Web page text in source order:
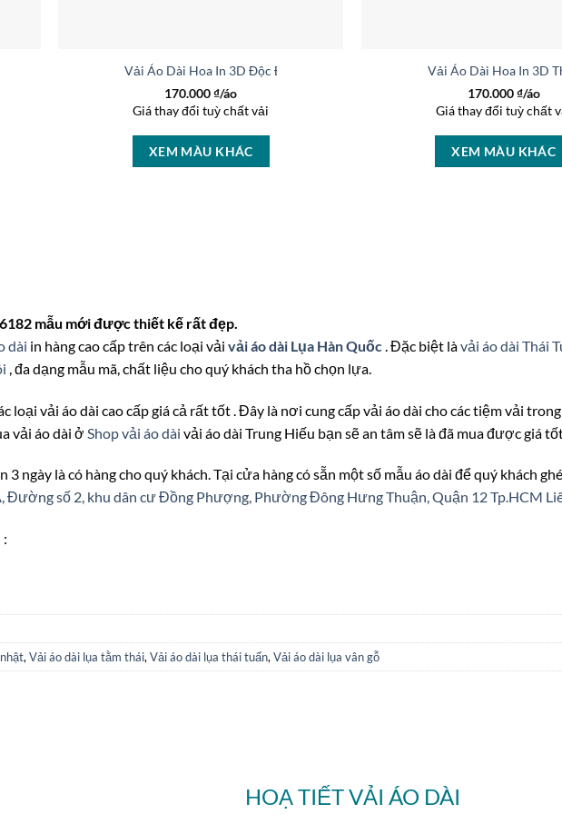
AD 27233
Vải Áo Dài Hoa In 3D Độc Đáo AD 37236
170.000₫/áo
Giá thay đổi tuỳ chất vải
XEM MÀU KHÁC
Vải Áo Dài Hoa In 3D
170.000₫/áo
Giá thay đổi tuỳ chất
XEM MÀU KHÁC
mẫu mới được thiết kế rất đẹp.
dài in hàng cao cấp trên các loại vải vải áo dài Lụa Hàn Quốc. Đặc biệt làvải áo dài Thái
, đa dạng mẫu mã, chất liệu cho quý khách tha hồ chọn lựa.
loại vải áo dài cao cấp giá cả rất tốt . Đây là nơi cung cấp vải áo dài cho các tiệm vải
vải áo dài ở Shop vải áo dài vải áo dài Trung Hiếu bạn sẽ an tâm sẽ là đã mua được giá
3 ngày là có hàng cho quý khách. Tại cửa hàng có sẵn một số mẫu áo dài để quý khách
Đường số 2, khu dân cư Đồng Phượng, Phường Đông Hưng Thuận, Quận 12 Tp.HCM
, Vải áo dài lụa tằm thái, Vải áo dài lụa thái tuấn, Vải áo dài lụa vân gỗ
HOẠ TIẾT VẢI ÁO DÀI